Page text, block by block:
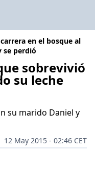
en el bosque al
se perdió
sobrevivió
su leche
su marido Daniel y
12 May 2015 - 02:46 CET